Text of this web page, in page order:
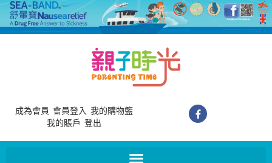
成為會員 會員登入 我的購物籃
我的賬戶 登出